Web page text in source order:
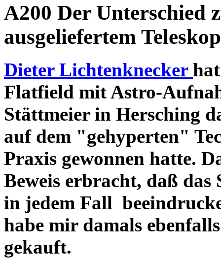
A200 Der Unterschied
ausgeliefertem
Dieter Lichtenknecker
Flatfield mit Astro-
Stättmeier in Hersching
auf dem "gehyperten"
Praxis gewonnen hatte.
Beweis erbracht, daß das
in jedem Fall
habe mir damals
gekauft.